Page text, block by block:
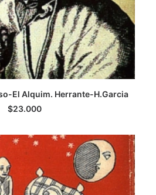
LEER MÁS
El Alquim. Herrante-H.Garcia
$23.000